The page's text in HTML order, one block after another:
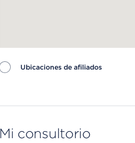
Ubicaciones de afiliados
Mi consultorio